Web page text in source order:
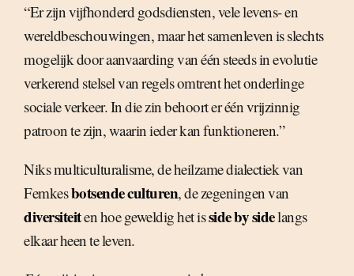
“Er zijn vijfhonderd godsdiensten, vele levens- en
wereldbeschouwingen, maar het samenleven is slechts
mogelijk door aanvaarding van één steeds in evolutie
verkerend stelsel van regels omtrent het onderlinge
sociale verkeer. In die zin behoort er één vrijzinnig
patroon te zijn, waarin ieder kan funktioneren.”
Niks multiculturalisme, de heilzame dialectiek van
Femkesbotsende culturen, de zegeningen van
diversiteiten hoe geweldig het isside by sidelangs
elkaar heen te leven.